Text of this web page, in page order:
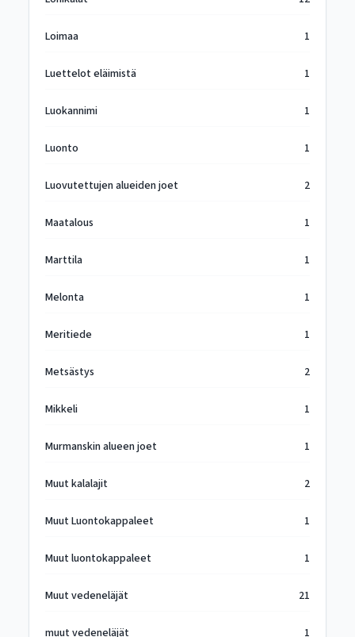
Loimaa 1
Luettelot eläimistä 1
Luokannimi 1
Luonto 1
Luovutettujen alueiden joet 2
Maatalous 1
Marttila 1
Melonta 1
Meritiede 1
Metsästys 2
Mikkeli 1
Murmanskin alueen joet 1
Muut kalalajit 2
Muut Luontokappaleet 1
Muut luontokappaleet 1
Muut vedeneläjät 21
muut vedeneläjät 1